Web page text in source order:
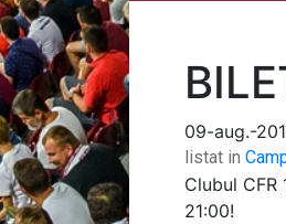
09-aug.-
listat in
Clubul
21:00!